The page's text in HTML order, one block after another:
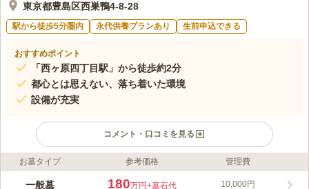
東京都豊島区西巣鴨4-8-28
駅から徒歩5分圏内 永代供養プランあり 生前申込できる
おすすめポイント
「西ヶ原四丁目駅」から徒歩約2分
都心とは思えない、落ち着いた環境
設備が充実
コメント・口コミを見る
ライフドット編集部のコメント
四谷怪談の「お岩さん」に縁起をもつ由緒と歴史ある寺院です。
お墓タイプ 参考価格 管理費
一般墓 180万円+墓石代 10,000円